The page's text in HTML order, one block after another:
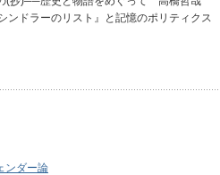
ンドラーのリスト』と記憶のポリティク
ンダー論